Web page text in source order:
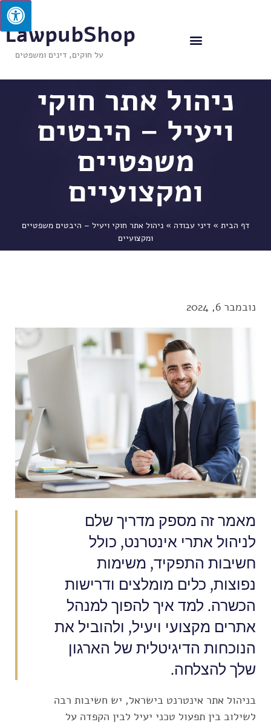
LawpubShop
על חוקים, דינים ומשפטים
ניהול אתר חוקי
ויעיל – היבטים
משפטיים
ומקצועיים
דף הבית » דיני עבודה » ניהול אתר חוקי ויעיל – היבטים משפטיים
ומקצועיים
נובמבר 6, 2024
מאמר זה מספק מדריך שלם
לניהול אתרי אינטרנט, כולל
חשיבות התפקיד, משימות
נפוצות, כלים מומלצים ודרישות
הכשרה. למד איך להפוך למנהל
אתרים מקצועי ויעיל, ולהוביל את
הנוכחות הדיגיטלית של הארגון
שלך להצלחה.
בניהול אתר אינטרנט בישראל, יש חשיבות רבה
לשילוב בין תפעול טכני יעיל לבין הקפדה על